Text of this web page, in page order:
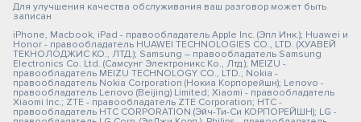
Для улучшения качества обслуживания ваш разговор может быть
записан
iPhone, Macbook, iPad - правообладатель Apple Inc. (Эпл Инк.); Huawei и
Honor - правообладатель HUAWEI TECHNOLOGIES CO., LTD. (ХУАВЕЙ
ТЕКНОЛОДЖИС КО., ЛТД.); Samsung – правообладатель Samsung
Electronics Co. Ltd. (Самсунг Электроникс Ко., Лтд.); MEIZU -
правообладатель MEIZU TECHNOLOGY CO., LTD.; Nokia -
правообладатель Nokia Corporation (Нокиа Корпорейшн); Lenovo -
правообладатель Lenovo (Beijing) Limited; Xiaomi - правообладатель
Xiaomi Inc.; ZTE - правообладатель ZTE Corporation; HTC -
правообладатель HTC CORPORATION (Эйч-Ти-Си КОРПОРЕЙШН); LG -